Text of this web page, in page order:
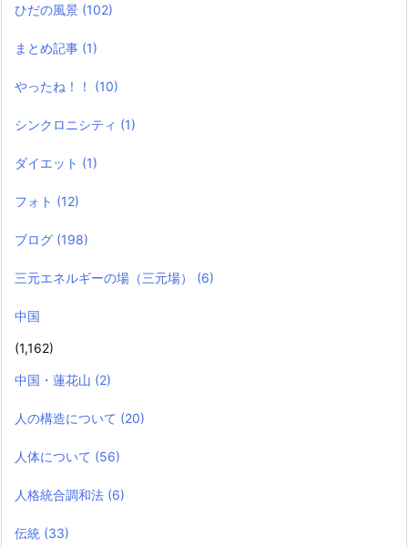
ひだの風景 (102)
まとめ記事 (1)
やったね！！ (10)
シンクロニシティ (1)
ダイエット (1)
フォト (12)
ブログ (198)
三元エネルギーの場（三元場） (6)
中国
(1,162)
中国・蓮花山 (2)
人の構造について (20)
人体について (56)
人格統合調和法 (6)
伝統 (33)